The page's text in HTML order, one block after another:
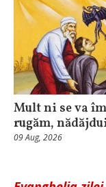
Mult ni se va
rugăm,
09 Aug, 2026